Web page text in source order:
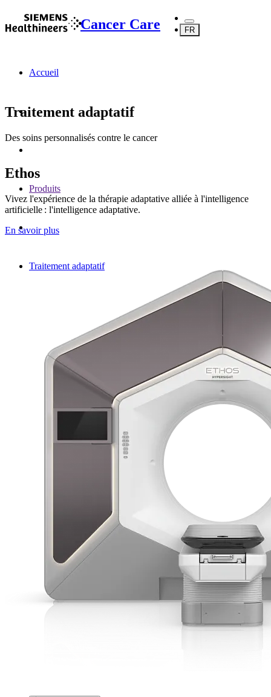
Cancer Care FR
Accueil
Produits
Traitement adaptatif
Traitement adaptatif
Des soins personnalisés contre le cancer
Ethos
Vivez l'expérience de la thérapie adaptative alliée à l'intelligence
artificielle : l'intelligence adaptative.
En savoir plus